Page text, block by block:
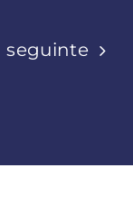
Eventos
seguinte